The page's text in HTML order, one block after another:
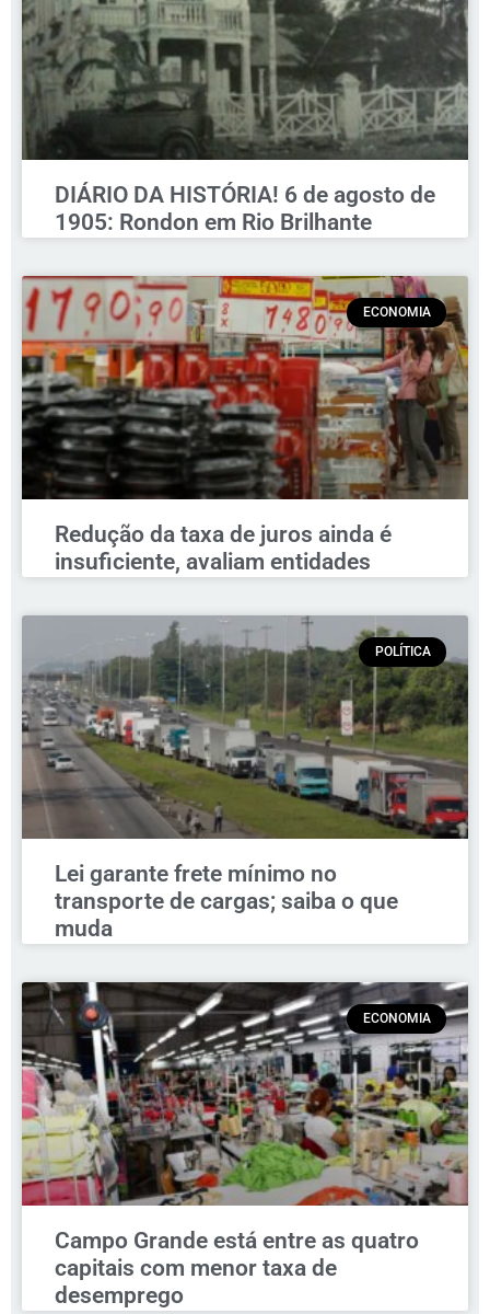
DIÁRIO DA HISTÓRIA! 6 de agosto de
1905: Rondon em Rio Brilhante
ECONOMIA
Redução da taxa de juros ainda é
insuficiente, avaliam entidades
POLÍTICA
Lei garante frete mínimo no
transporte de cargas; saiba o que
muda
ECONOMIA
Campo Grande está entre as quatro
capitais com menor taxa de
desemprego